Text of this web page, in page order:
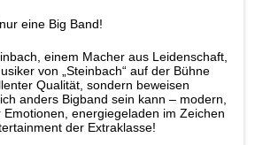
eine Big Band!
einem Macher aus Leidenschaft,
von „Steinbach“ auf der Bühne
Qualität, sondern beweisen
anders Bigband sein kann – modern,
energiegeladen im Zeichen
der Extraklasse!